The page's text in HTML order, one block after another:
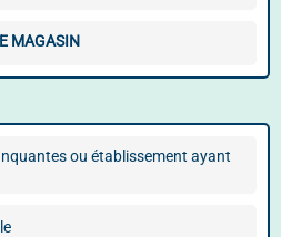
MAGASIN
ou établissement ayant